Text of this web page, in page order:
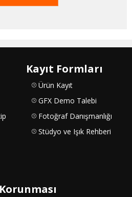
Kayıt Formları
Ürün Kayıt
GFX Demo Talebi
Fotoğraf Danışmanlığı
Stüdyo ve Işık Rehberi